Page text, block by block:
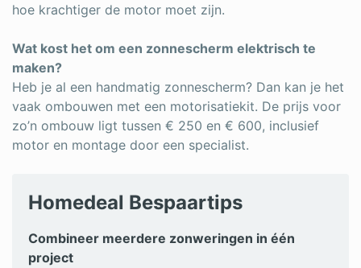
hoe krachtiger de motor moet zijn.
Wat kost het om een zonnescherm elektrisch te
maken?
Heb je al een handmatig zonnescherm? Dan kan je het
vaak ombouwen met een motorisatiekit. De prijs voor
zo’n ombouw ligt tussen € 250 en € 600, inclusief
motor en montage door een specialist.
Homedeal Bespaartips
Combineer meerdere zonweringen in één
project